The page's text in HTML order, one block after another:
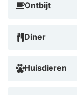
Ontbijt
Diner
Huisdieren